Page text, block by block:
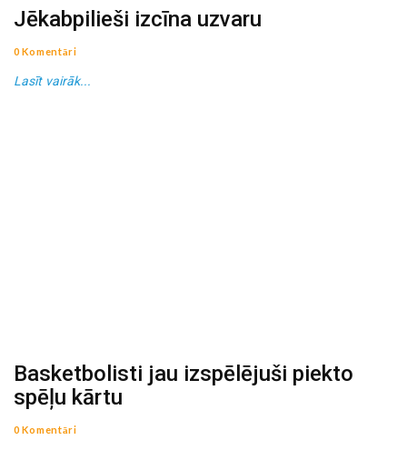
Jēkabpilieši izcīna uzvaru
0 Komentāri
Lasīt vairāk...
Basketbolisti jau izspēlējuši piekto
spēļu kārtu
0 Komentāri